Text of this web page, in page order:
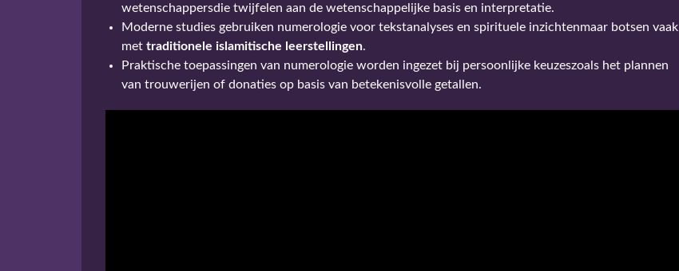
wetenschappersdie twijfelen aan de wetenschappelijke basis en interpretatie.
Moderne studies gebruiken numerologie voor tekstanalyses en spirituele inzichtenmaar botsen vaak
met traditionele islamitische leerstellingen.
Praktische toepassingen van numerologie worden ingezet bij persoonlijke keuzeszoals het plannen
van trouwerijen of donaties op basis van betekenisvolle getallen.